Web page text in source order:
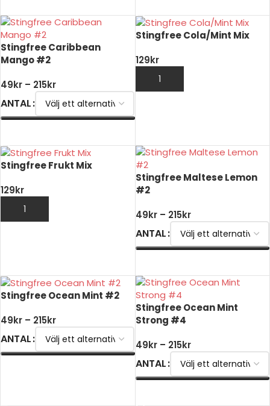
Stingfree Caribbean
Mango #2
49kr – 215kr
ANTAL
Stingfree Cola/Mint Mix
129kr
LÄGG TILL I VARUKORG
Stingfree Frukt Mix
129kr
LÄGG TILL I VARUKORG
Stingfree Maltese Lemon
#2
49kr – 215kr
ANTAL
Stingfree Ocean Mint #2
49kr – 215kr
ANTAL
Stingfree Ocean Mint
Strong #4
49kr – 215kr
ANTAL